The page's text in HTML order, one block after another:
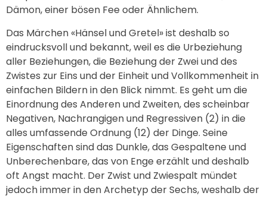
Dämon, einer bösen Fee oder Ähnlichem.
Das Märchen «Hänsel und Gretel» ist deshalb so
eindrucksvoll und bekannt, weil es die Urbeziehung
aller Beziehungen, die Beziehung der Zwei und des
Zwistes zur Eins und der Einheit und Vollkommenheit in
einfachen Bildern in den Blick nimmt. Es geht um die
Einordnung des Anderen und Zweiten, des scheinbar
Negativen, Nachrangigen und Regressiven (2) in die
alles umfassende Ordnung (12) der Dinge. Seine
Eigenschaften sind das Dunkle, das Gespaltene und
Unberechenbare, das von Enge erzählt und deshalb
oft Angst macht. Der Zwist und Zwiespalt mündet
jedoch immer in den Archetyp der Sechs, weshalb der